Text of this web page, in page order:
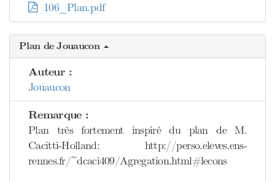
106_Plan.pdf
Plan de Jouaucon
Auteur :
Jouaucon
Remarque :
Plan très fortement inspiré du plan de M.
Cacitti-Holland: http://perso.eleves.ens-
rennes.fr/~dcaci409/Agregation.html#lecons